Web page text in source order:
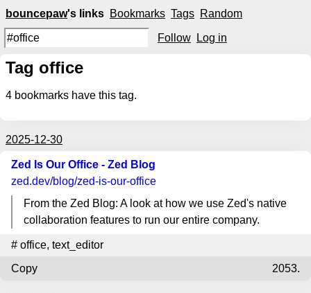
bouncepaw's links Bookmarks Tags Random
Follow Log in
Tag office
4 bookmarks have this tag.
2025-12-30
Zed Is Our Office - Zed Blog
zed.dev/blog/zed-is-our-office
From the Zed Blog: A look at how we use Zed's native
collaboration features to run our entire company.
# office, text_editor
Copy
2053.